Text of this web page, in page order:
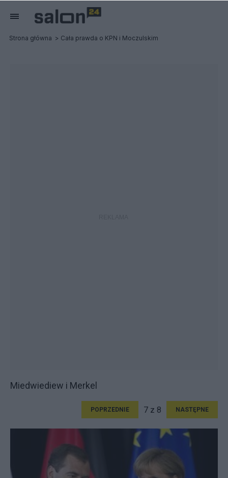
Strona główna Cała prawda o KPN i Moczulskim
Miedwiediew i Merkel
POPRZEDNIE 7 z 8 NASTĘPNE